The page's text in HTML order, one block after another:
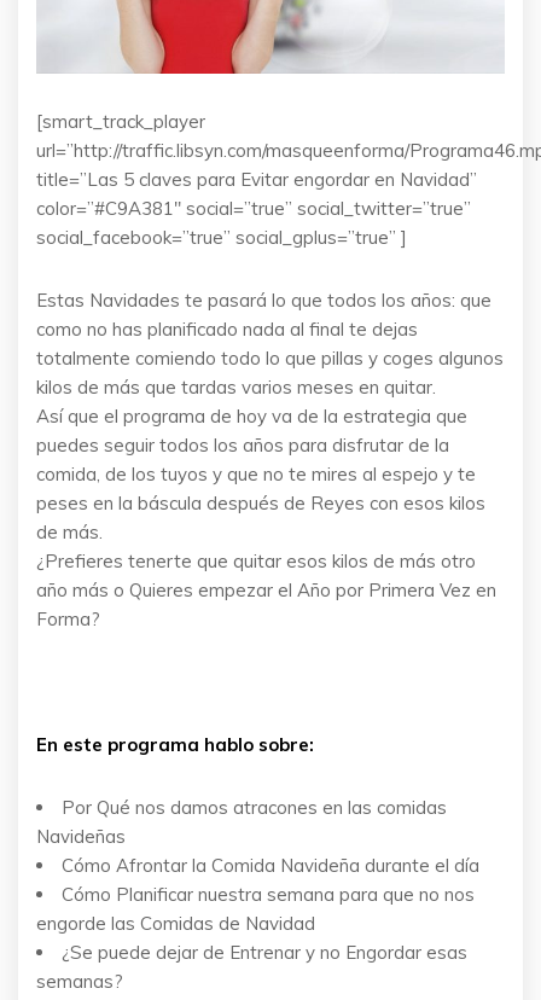
[smart_track_player
url=”http://traffic.libsyn.com/masqueenforma/
title=”Las 5 claves para Evitar engordar en Navidad”
color=”#C9A381″ social=”true” social_twitter=”true”
social_facebook=”true” social_gplus=”true” ]
Estas Navidades te pasará lo que todos los años: que
como no has planificado nada al final te dejas
totalmente comiendo todo lo que pillas y coges algunos
kilos de más que tardas varios meses en quitar.
Así que el programa de hoy va de la estrategia que
puedes seguir todos los años para disfrutar de la
comida, de los tuyos y que no te mires al espejo y te
peses en la báscula después de Reyes con esos kilos
de más.
¿Prefieres tenerte que quitar esos kilos de más otro
año más o Quieres empezar el Año por Primera Vez en
Forma?
En este programa hablo sobre:
Por Qué nos damos atracones en las comidas
Navideñas
Cómo Afrontar la Comida Navideña durante el día
Cómo Planificar nuestra semana para que no nos
engorde las Comidas de Navidad
¿Se puede dejar de Entrenar y no Engordar esas
semanas?